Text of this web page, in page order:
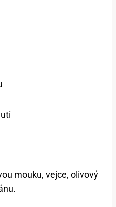
mouku, vejce, olivový